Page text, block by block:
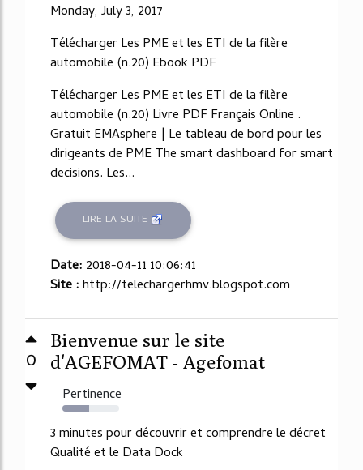
Monday, July 3, 2017
Télécharger Les PME et les ETI de la filère
automobile (n.20) Ebook PDF
Télécharger Les PME et les ETI de la filère
automobile (n.20) Livre PDF Français Online .
Gratuit EMAsphere | Le tableau de bord pour les
dirigeants de PME The smart dashboard for smart
decisions. Les...
LIRE LA SUITE
Date: 2018-04-11 10:06:41
Site :http://telechargerhmv.blogspot.com
0
Bienvenue sur le site
d'AGEFOMAT - Agefomat
Pertinence
47%
3 minutes pour découvrir et comprendre le décret
Qualité et le Data Dock